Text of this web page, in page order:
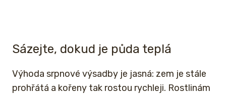
Sázejte, dokud je půda teplá
Výhoda srpnové výsadby je jasná: zem je stále
prohřátá a kořeny tak rostou rychleji. Rostlinám